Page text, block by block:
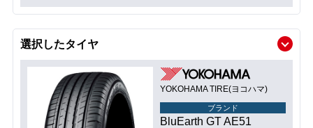
選択したタイヤ
YOKOHAMA TIRE(ヨコハマ)
ブランド
BluEarth GT AE51